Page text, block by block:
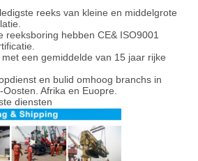
reeks van kleine en middelgrote
reeksboring hebben CE& ISO9001
een gemiddelde van 15 jaar rijke
en bulid omhoog branchs in
Afrika en Euopre.
diensten